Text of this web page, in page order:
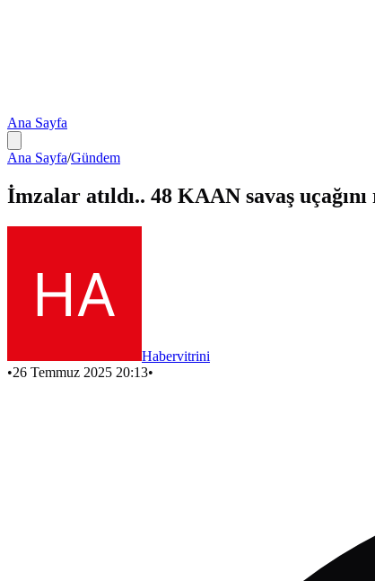
Ana Sayfa
Ana Sayfa/Gündem
İmzalar atıldı.. 48 KAAN savaş uçağını
Habervitrini
•26 Temmuz 2025 20:13•